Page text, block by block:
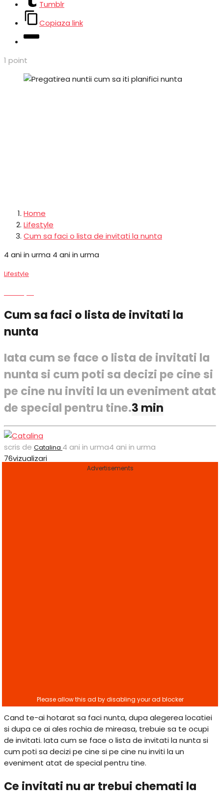
Tumblr
Copiaza link
1 point
Home
Lifestyle
Cum sa faci o lista de invitati la nunta
4 ani in urma 4 ani in urma
Lifestyle
Cum sa faci o lista de invitati la
nunta
Iata cum se face o lista de invitati la
nunta si cum poti sa decizi pe cine si
pe cine nu inviti la un eveniment atat
de special pentru tine.3 min
scris de Catalina 4 ani in urma4 ani in urma
76vizualizari
Advertisements
Cand te-ai hotarat sa faci nunta, dupa alegerea locatiei
si dupa ce ai ales rochia de mireasa, trebuie sa te ocupi
de invitati. Iata cum se face o lista de invitati la nunta si
cum poti sa decizi pe cine si pe cine nu inviti la un
eveniment atat de special pentru tine.
Ce invitati nu ar trebui chemati la